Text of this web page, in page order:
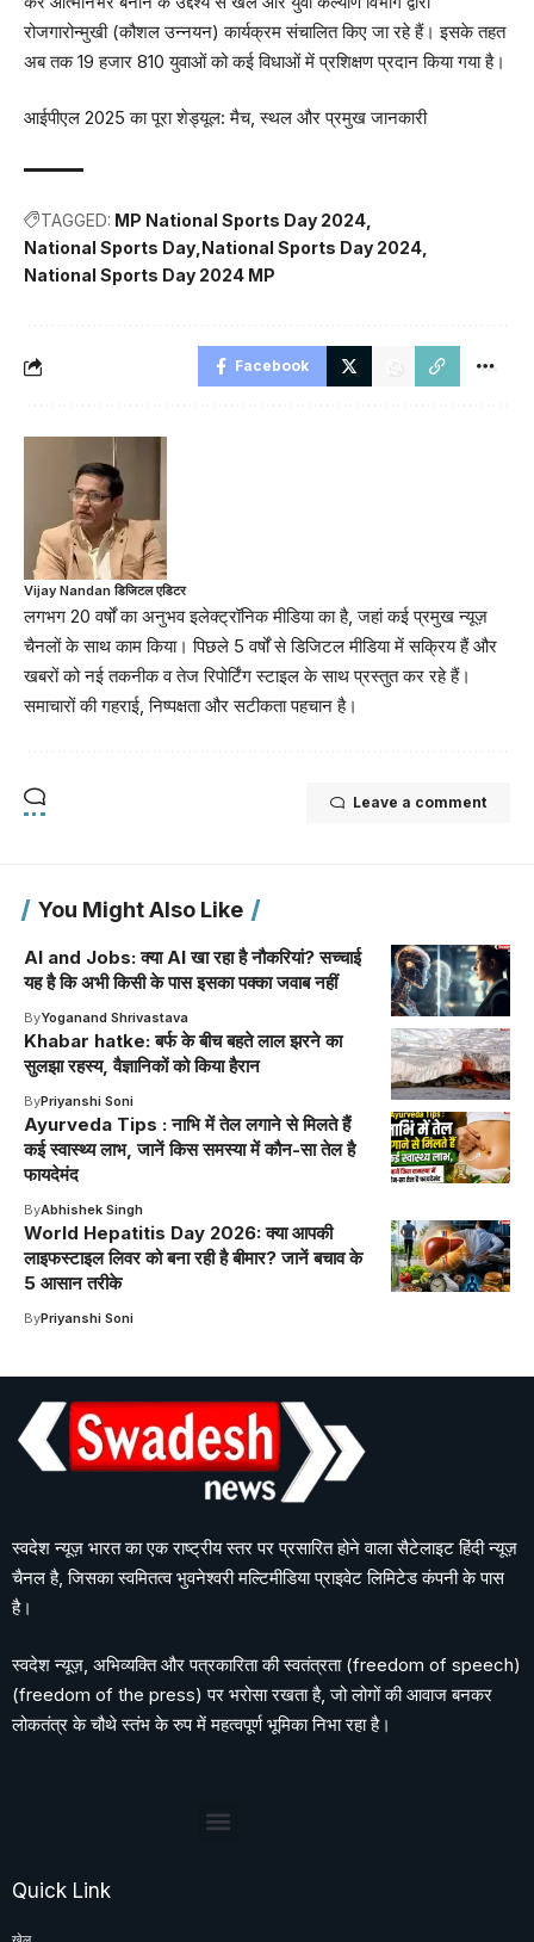
रोजगारोन्मुखी (कौशल उन्नयन) कार्यक्रम संचालित किए जा रहे हैं। इसके तहत
अब तक 19 हजार 810 युवाओं को कई विधाओं में प्रशिक्षण प्रदान किया गया है।
आईपीएल 2025 का पूरा शेड्यूल: मैच, स्थल और प्रमुख जानकारी
TAGGED: MP National Sports Day 2024
National Sports Day National Sports Day 2024
National Sports Day 2024 MP
Facebook
Vijay Nandan डिजिटल एडिटर
लगभग 20 वर्षों का अनुभव इलेक्ट्रॉनिक मीडिया का है, जहां कई प्रमुख न्यूज़
चैनलों के साथ काम किया। पिछले 5 वर्षों से डिजिटल मीडिया में सक्रिय हैं और
खबरों को नई तकनीक व तेज रिपोर्टिंग स्टाइल के साथ प्रस्तुत कर रहे हैं।
समाचारों की गहराई, निष्पक्षता और सटीकता पहचान है।
Leave a comment
You Might Also Like
AI and Jobs: क्या AI खा रहा है नौकरियां? सच्चाई
यह है कि अभी किसी के पास इसका पक्का जवाब नहीं
ByYoganand Shrivastava
Khabar hatke: बर्फ के बीच बहते लाल झरने का
सुलझा रहस्य, वैज्ञानिकों को किया हैरान
ByPriyanshi Soni
Ayurveda Tips : नाभि में तेल लगाने से मिलते हैं
कई स्वास्थ्य लाभ, जानें किस समस्या में कौन-सा तेल है
फायदेमंद
ByAbhishek Singh
World Hepatitis Day 2026: क्या आपकी
लाइफस्टाइल लिवर को बना रही है बीमार? जानें बचाव के
5 आसान तरीके
ByPriyanshi Soni
स्वदेश न्यूज़ भारत का एक राष्ट्रीय स्तर पर प्रसारित होने वाला सैटेलाइट हिंदी न्यूज़
चैनल है, जिसका स्वमितत्व भुवनेश्वरी मल्टिमीडिया प्राइवेट लिमिटेड कंपनी के पास
है।
स्वदेश न्यूज़, अभिव्यक्ति और पत्रकारिता की स्वतंत्रता (freedom of speech)
(freedom of the press) पर भरोसा रखता है, जो लोगों की आवाज बनकर
लोकतंत्र के चौथे स्तंभ के रुप में महत्वपूर्ण भूमिका निभा रहा है।
Quick Link